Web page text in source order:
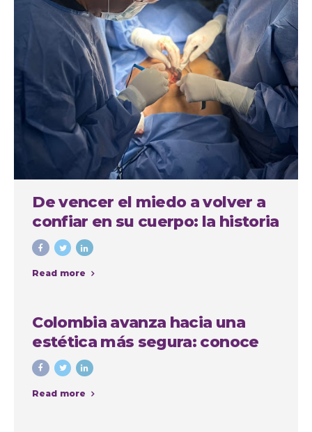
De vencer el miedo a volver a
confiar en su cuerpo: la historia
de Anna, paciente
internacional en Medellín
Read more
Colombia avanza hacia una
estética más segura: conoce
quiénes podrán realizar
procedimientos estéticos
Read more